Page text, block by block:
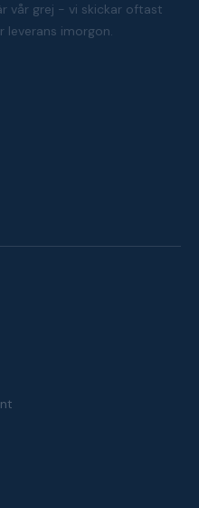
vår grej - vi skickar oftast
leverans imorgon.